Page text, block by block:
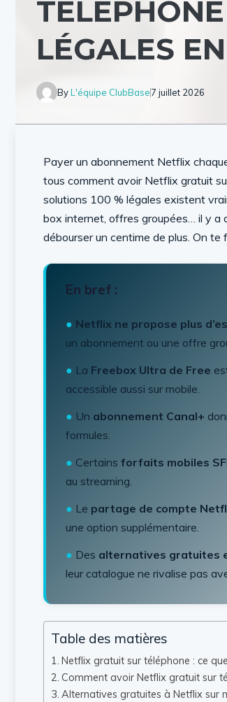
LÉGALES
ByL'équipe ClubBase7 juillet 2026
Payer un abonnement Netflix
tous comment avoir Netflix gratuit
solutions 100 % légales existent
box internet, offres groupées… il y a
débourser un centime de plus. On
En bref :
● Netflix ne propose plus
un abonnement ou une offre
● La Freebox Ultra de Free
accessible aussi sur mobile.
● Un abonnement Canal+
formules.
● Certains forfaits mobiles
au streaming.
● Le partage de compte
une option supplémentaire.
● Des alternatives gratuites
leur catalogue ne rivalise pas
Table des matières
Netflix gratuit sur téléphone : ce
Comment avoir Netflix gratuit sur
Alternatives gratuites à Netflix sur